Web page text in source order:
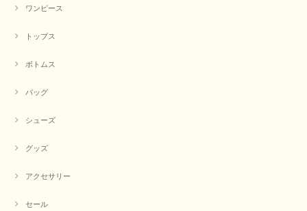
ワンピース
トップス
ボトムス
バッグ
シューズ
グッズ
アクセサリー
セール